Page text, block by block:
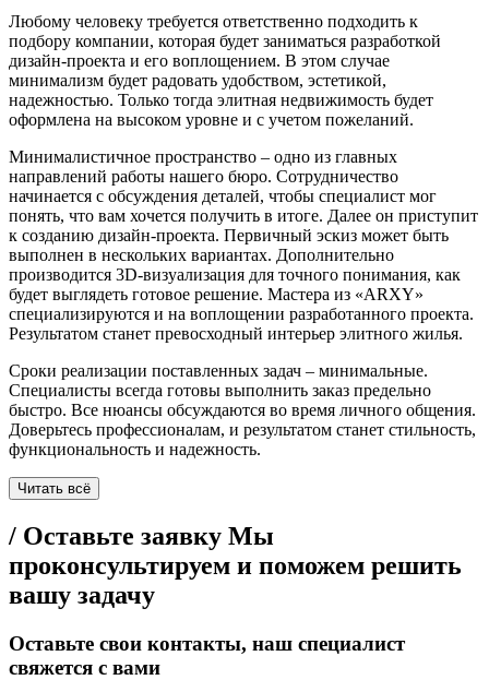
Любому человеку требуется ответственно подходить к
подбору компании, которая будет заниматься разработкой
дизайн-проекта и его воплощением. В этом случае
минимализм будет радовать удобством, эстетикой,
надежностью. Только тогда элитная недвижимость будет
оформлена на высоком уровне и с учетом пожеланий.
Минималистичное пространство – одно из главных
направлений работы нашего бюро. Сотрудничество
начинается с обсуждения деталей, чтобы специалист мог
понять, что вам хочется получить в итоге. Далее он приступит
к созданию дизайн-проекта. Первичный эскиз может быть
выполнен в нескольких вариантах. Дополнительно
производится 3D-визуализация для точного понимания, как
будет выглядеть готовое решение. Мастера из «ARXY»
специализируются и на воплощении разработанного проекта.
Результатом станет превосходный интерьер элитного жилья.
Сроки реализации поставленных задач – минимальные.
Специалисты всегда готовы выполнить заказ предельно
быстро. Все нюансы обсуждаются во время личного общения.
Доверьтесь профессионалам, и результатом станет стильность,
функциональность и надежность.
Читать всё
/ Оставьте заявку Мы
проконсультируем и поможем решить
вашу задачу
Оставьте свои контакты, наш специалист
свяжется с вами